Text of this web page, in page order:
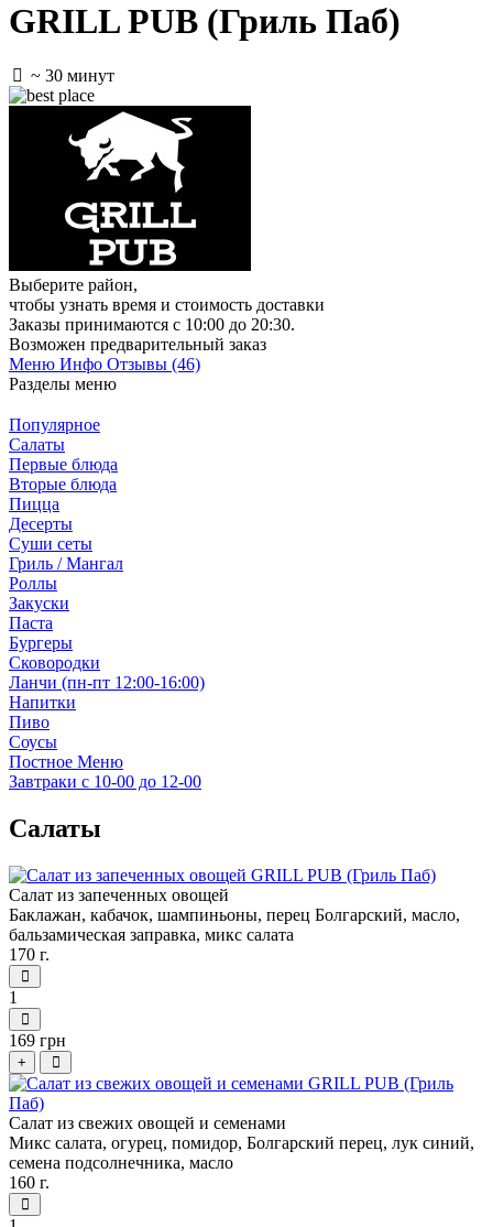
GRILL PUB (Гриль Паб)
~ 30 минут
Выберите район,
чтобы узнать время и стоимость доставки
Заказы принимаются c 10:00 до 20:30.
Возможен предварительный заказ
Меню Инфо Отзывы (46)
Разделы меню
Популярное
Салаты
Первые блюда
Вторые блюда
Пицца
Десерты
Суши сеты
Гриль / Мангал
Роллы
Закуски
Паста
Бургеры
Сковородки
Ланчи (пн-пт 12:00-16:00)
Напитки
Пиво
Соусы
Постное Меню
Завтраки с 10-00 до 12-00
Салаты
Салат из запеченных овощей
Баклажан, кабачок, шампиньоны, перец Болгарский, масло,
бальзамическая заправка, микс салата
170 г.
1
169 грн
+
Салат из свежих овощей и семенами
Микс салата, огурец, помидор, Болгарский перец, лук синий,
семена подсолнечника, масло
160 г.